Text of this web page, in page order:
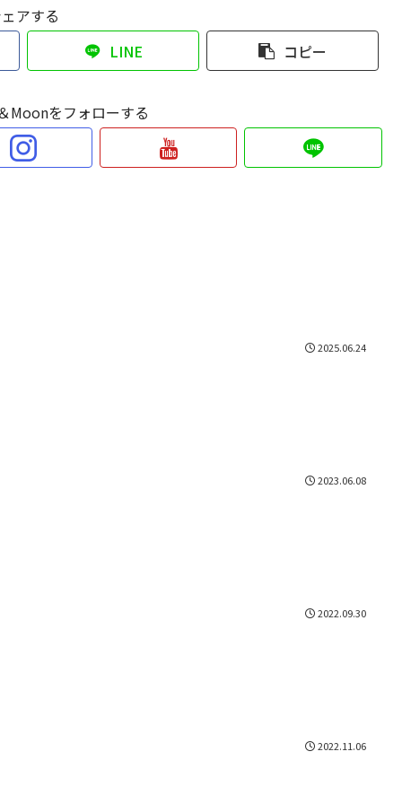
アする
LINE コピー
Moonをフォローする
2025.06.24
2023.06.08
2022.09.30
2022.11.06